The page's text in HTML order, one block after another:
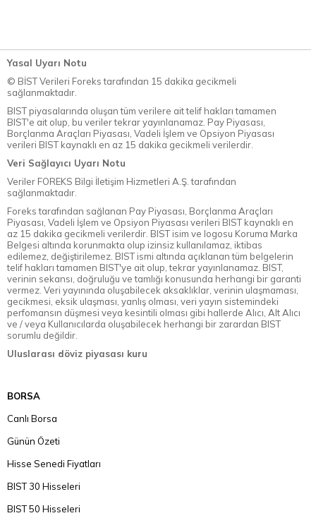
Yasal Uyarı Notu
© BİST Verileri Foreks tarafından 15 dakika gecikmeli
sağlanmaktadır.
BIST piyasalarında oluşan tüm verilere ait telif hakları tamamen
BIST'e ait olup, bu veriler tekrar yayınlanamaz. Pay Piyasası,
Borçlanma Araçları Piyasası, Vadeli İşlem ve Opsiyon Piyasası
verileri BIST kaynaklı en az 15 dakika gecikmeli verilerdir.
Veri Sağlayıcı Uyarı Notu
Veriler FOREKS Bilgi İletişim Hizmetleri A.Ş. tarafından
sağlanmaktadır.
Foreks tarafından sağlanan Pay Piyasası, Borçlanma Araçları
Piyasası, Vadeli İşlem ve Opsiyon Piyasası verileri BIST kaynaklı en
az 15 dakika gecikmeli verilerdir. BIST isim ve logosu Koruma Marka
Belgesi altında korunmakta olup izinsiz kullanılamaz, iktibas
edilemez, değiştirilemez. BIST ismi altında açıklanan tüm belgelerin
telif hakları tamamen BIST'ye ait olup, tekrar yayınlanamaz. BIST,
verinin sekansı, doğruluğu ve tamlığı konusunda herhangi bir garanti
vermez. Veri yayınında oluşabilecek aksaklıklar, verinin ulaşmaması,
gecikmesi, eksik ulaşması, yanlış olması, veri yayın sistemindeki
perfomansın düşmesi veya kesintili olması gibi hallerde Alıcı, Alt Alıcı
ve / veya Kullanıcılarda oluşabilecek herhangi bir zarardan BIST
sorumlu değildir.
Uluslarası döviz piyasası kuru
BORSA
Canlı Borsa
Günün Özeti
Hisse Senedi Fiyatları
BIST 30 Hisseleri
BIST 50 Hisseleri